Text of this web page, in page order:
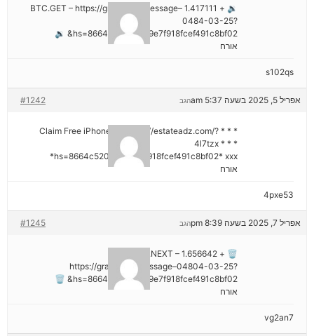
🔉 + 1.417111 BTC.GET – https://graph.org/Message–
0484-03-25?
hs=8664c520642b9e7f918fcef491c8bf02& 🔉
אורח
s102qs
אפריל 5, 2025 בשעה 5:37 am #1242 הגב
* * * Claim Free iPhone 16: https://estateadz.com/?
4l7tzx * * *
hs=8664c520642b9e7f918fcef491c8bf02* ххх*
אורח
4pxe53
אפריל 7, 2025 בשעה 8:39 pm #1245 הגב
🗑 + 1.656642 BTC.NEXT –
https://graph.org/Message–04804-03-25?
hs=8664c520642b9e7f918fcef491c8bf02& 🗑
אורח
vg2an7